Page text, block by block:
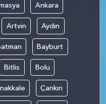
Ankara
Artvin Aydın
Bayburt
Bitlis Bolu
Çankırı